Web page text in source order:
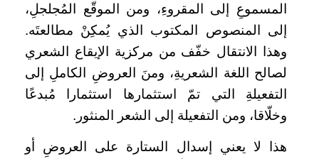
المسموعِ إلى المقروءِ، ومن الموقّع المُجلجلِ،
إلى المنصوص المكتوب الذي يُمكِنْ مطالعتَه.
وهذا الانتقال خفّف من مركزية الإيقاع الشعري
لصالح اللغة الشعريةِ، ومنَ العروضِ الكاملِ إلى
التفعيلةِ التي تمّ استثمارها استثمارا مُبدعًا
وخلّاقا، ومن التفعيلة إلى الشعر المنثور.
هذا لا يعني إسدال الستارة على العروضِ أو